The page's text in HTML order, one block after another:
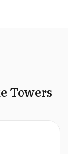
Towers